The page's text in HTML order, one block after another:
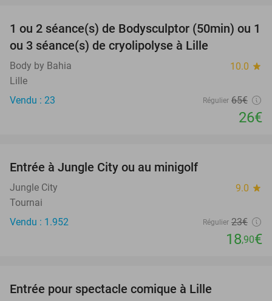
60%
1 ou 2 séance(s) de Bodysculptor (50min) ou 1
ou 3 séance(s) de cryolipolyse à Lille
Body by Bahia 10.0 star
Lille
Vendu : 23
Régulier 65€
26€
Entrée à Jungle City ou au minigolf
Jungle City 9.0 star
Tournai
Vendu : 1.952
Régulier 23€
18,90€
Entrée pour spectacle comique à Lille